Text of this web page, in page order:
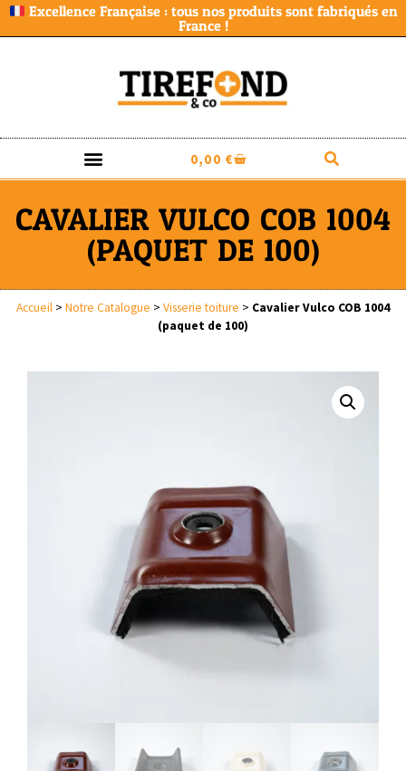
Excellence Française : tous nos produits sont fabriqués en
France !
0,00 €
CAVALIER VULCO COB 1004
(PAQUET DE 100)
Accueil > Notre Catalogue > Visserie toiture > Cavalier Vulco COB 1004
(paquet de 100)